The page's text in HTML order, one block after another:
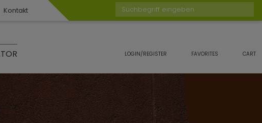
Kontakt
Suchbegriff eingeben
LOGIN/REGISTER FAVORITES CART